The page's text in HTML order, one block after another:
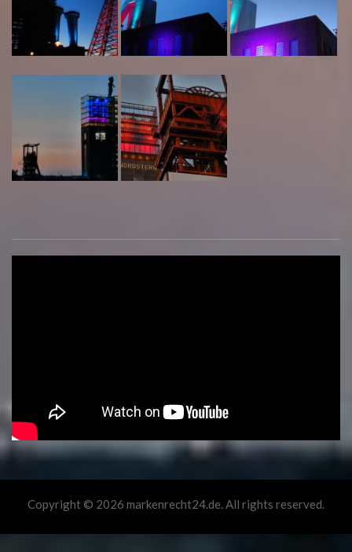
Copyright © 2026 markenrecht24.de. All rights reserved.